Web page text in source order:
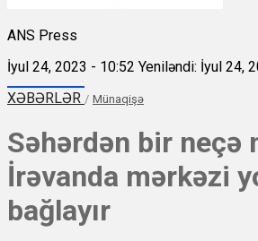
ANS Press
İyul 24, 2023 - 10:52 Yeniləndi: İyul 24,
XƏBƏRLƏR / Münaqişə
Səhərdən bir neçə
İrəvanda mərkəzi
bağlayır